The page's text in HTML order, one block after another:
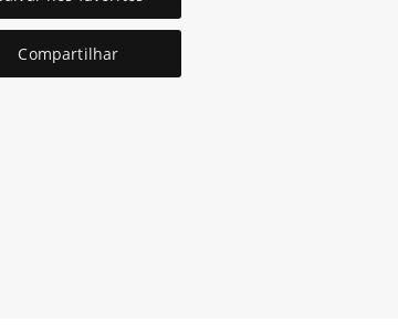
Compartilhar